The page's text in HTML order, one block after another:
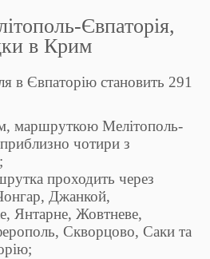
Євпаторія,
в Крим
в Євпаторію становить 291
маршруткою Мелітополь-
чотири з
проходить через
Джанкой,
Янтарне, Жовтневе,
Скворцово, Саки та